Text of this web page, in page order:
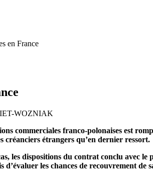
en France
WOZNIAK
commerciales franco-polonaises est
créanciers étrangers qu’en dernier ressort.
les dispositions du contrat conclu avec
d’évaluer les chances de recouvrement de